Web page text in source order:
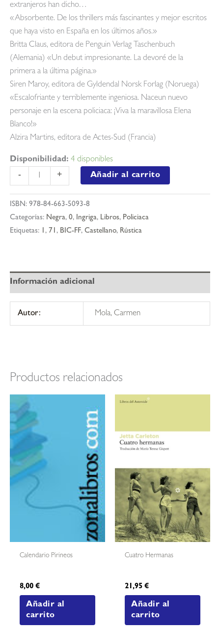
extranjeros han dicho…
«Absorbente. De los thrillers más fascinantes y mejor escritos
que haya visto en España en los últimos años.»
Britta Claus, editora de Penguin Verlag Taschenbuch
(Alemania) «Un debut impresionante. La devoré de la
primera a la última página.»
Siren Maroy, editora de Gyldendal Norsk Forlag (Noruega)
«Escalofriante y terriblemente ingeniosa. Naceun nuevo
personaje en la escena policiaca: ¡Viva la maravillosa Elena
Blanco!»
Alzira Martins, editora de Actes-Sud (Francia)
Disponibilidad: 4 disponibles
-
red
púrpura
(la
novia
+ Añadir al carrito
ISBN: 978-84-663-5093-8
Categorías: Negra, 0, Ingriga, Libros, Policiaca
Etiquetas: 1 , 71 , BIC-FF, Castellano, Rústica
Información adicional
Autor: Mola, Carmen
Productos relacionados
Calendario Pirineos
8,00€
Añadir al
carrito
Cuatro Hermanas
21,95€
Añadir al
carrito